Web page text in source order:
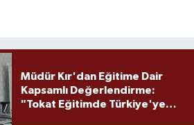
Müdür Kır'dan Eğitime Dair
Kapsamlı Değerlendirme:
"Tokat Eğitimde Türkiye'ye